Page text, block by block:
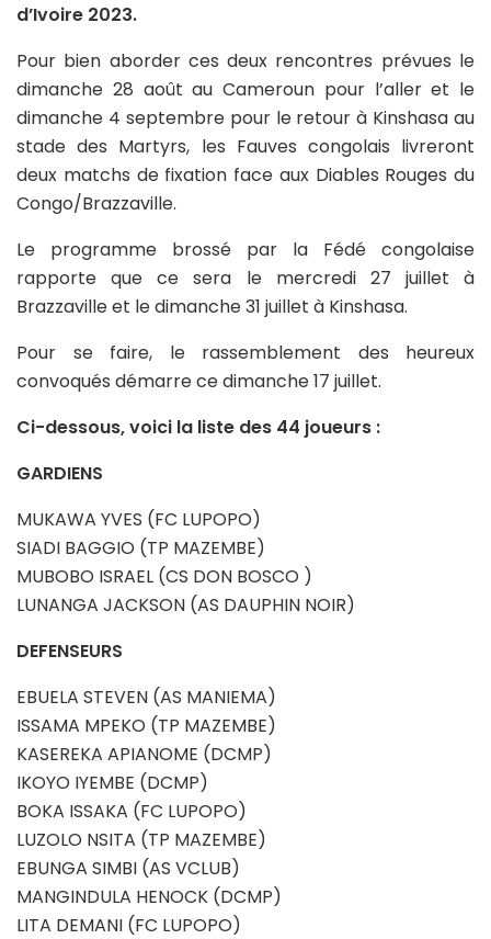
d’Ivoire 2023.
Pour bien aborder ces deux rencontres prévues le
dimanche 28 août au Cameroun pour l’aller et le
dimanche 4 septembre pour le retour à Kinshasa au
stade des Martyrs, les Fauves congolais livreront
deux matchs de fixation face aux Diables Rouges du
Congo/Brazzaville.
Le programme brossé par la Fédé congolaise
rapporte que ce sera le mercredi 27 juillet à
Brazzaville et le dimanche 31 juillet à Kinshasa.
Pour se faire, le rassemblement des heureux
convoqués démarre ce dimanche 17 juillet.
Ci-dessous, voici la liste des 44 joueurs :
GARDIENS
MUKAWA YVES (FC LUPOPO)
SIADI BAGGIO (TP MAZEMBE)
MUBOBO ISRAEL (CS DON BOSCO )
LUNANGA JACKSON (AS DAUPHIN NOIR)
DEFENSEURS
EBUELA STEVEN (AS MANIEMA)
ISSAMA MPEKO (TP MAZEMBE)
KASEREKA APIANOME (DCMP)
IKOYO IYEMBE (DCMP)
BOKA ISSAKA (FC LUPOPO)
LUZOLO NSITA (TP MAZEMBE)
EBUNGA SIMBI (AS VCLUB)
MANGINDULA HENOCK (DCMP)
LITA DEMANI (FC LUPOPO)